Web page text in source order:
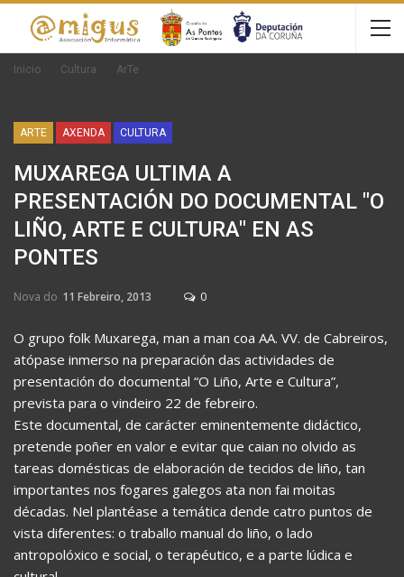
Inicio Cultura ArTe
ARTE AXENDA CULTURA
MUXAREGA ULTIMA A
PRESENTACIÓN DO DOCUMENTAL "O
LIÑO, ARTE E CULTURA" EN AS
PONTES
Nova do 11 Febreiro, 2013 0
O grupo folk Muxarega, man a man coa AA. VV. de Cabreiros,
atópase inmerso na preparación das actividades de
presentación do documental “O Liño, Arte e Cultura”,
prevista para o vindeiro 22 de febreiro.
Este documental, de carácter eminentemente didáctico,
pretende poñer en valor e evitar que caian no olvido as
tareas domésticas de elaboración de tecidos de liño, tan
importantes nos fogares galegos ata non fai moitas
décadas. Nel plantéase a temática dende catro puntos de
vista diferentes: o traballo manual do liño, o lado
antropolóxico e social, o terapéutico, e a parte lúdica e